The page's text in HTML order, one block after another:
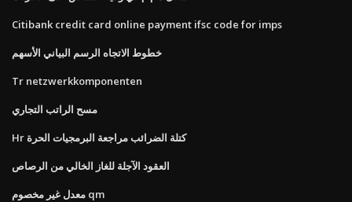
Citibank credit card online payment ifsc code for imps
خطوط الاتجاه الرسم البياني الأسهم
Tr netzwerkkomponenten
مسح الراتب التجاري
Hr كتلة الضرائب مراجعة البرمجيات الحرة
العقود الآجلة للغاز الخالي من الرصاص
معدل غير مخصوم qm